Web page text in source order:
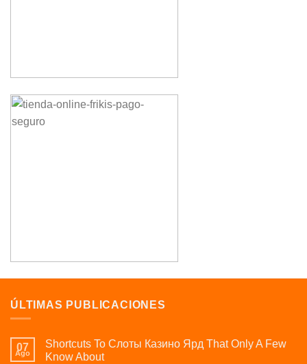
ÚLTIMAS PUBLICACIONES
07
Ago
Shortcuts To Слоты Казино Ярд That Only A Few
Know About